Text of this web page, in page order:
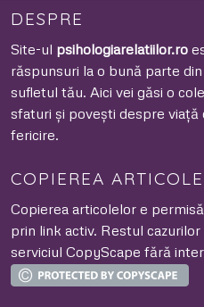
DESPRE
Site-ul psihologiarelatiilor.ro
răspunsuri la o bună parte
sufletul tău. Aici vei găsi o
sfaturi și povești despre
fericire.
COPIEREA
Copierea articolelor e
prin link activ. Restul
serviciul CopyScape fără